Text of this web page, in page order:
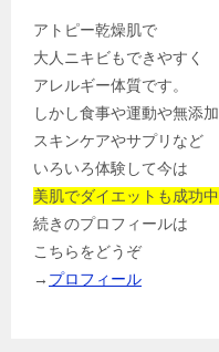
アトピー乾燥肌で
大人ニキビもできやすく
アレルギー体質です。
しかし食事や運動や無添加
スキンケアやサプリなど
いろいろ体験して今は
美肌でダイエットも成功中
続きのプロフィールは
こちらをどうぞ
→ プロフィール